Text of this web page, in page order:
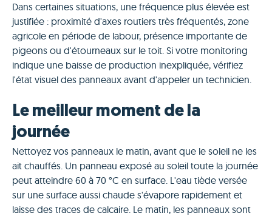
Dans certaines situations, une fréquence plus élevée est
justifiée : proximité d'axes routiers très fréquentés, zone
agricole en période de labour, présence importante de
pigeons ou d'étourneaux sur le toit. Si votre monitoring
indique une baisse de production inexpliquée, vérifiez
l'état visuel des panneaux avant d'appeler un technicien.
Le meilleur moment de la
journée
Nettoyez vos panneaux le matin, avant que le soleil ne les
ait chauffés. Un panneau exposé au soleil toute la journée
peut atteindre 60 à 70 °C en surface. L'eau tiède versée
sur une surface aussi chaude s'évapore rapidement et
laisse des traces de calcaire. Le matin, les panneaux sont